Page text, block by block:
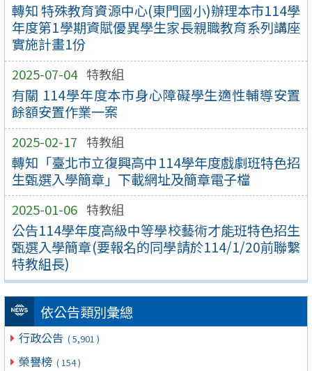
轉知 特殊教育資源中心(東門國小)辦理本市114學
年度第1學期資賦優異學生家長親職教育系列講座
實施計畫1份
2025-07-04 特教組
有關 114學年度本市身心障礙學生適性輔導安置
餘額安置作業一案
2025-02-17 特教組
轉知「臺北市立復興高中114學年度戲劇班特色招
生甄選入學簡章」下載網址及簡章電子檔
2025-01-06 特教組
公告114學年度高級中等學校藝術才能班特色招生
甄選入學簡章(要報名的同學請於114/1/20前聯繫
特教組長)
依公告類別彙總
行政公告 ( 5,901 )
榮譽榜 ( 154 )